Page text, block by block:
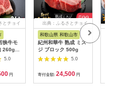
とチョイ
狭牛モ
260g
肉 モモ
等級
和牛 黒
牛 和
坂井市
5.0
円
出典：ふるさとチョイ
和歌山県 和歌山市
紀州和華牛 熟成 ミス
ジ ブロック 500g
5.0
寄付金額: 24,500 円